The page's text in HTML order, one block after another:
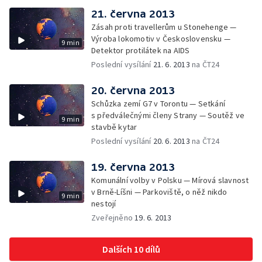
9 min
21. června 2013
Zásah proti travellerům u Stonehenge —
Výroba lokomotiv v Československu —
Detektor protilátek na AIDS
Poslední vysílání 21. 6. 2013 na ČT24
9 min
20. června 2013
Schůzka zemí G7 v Torontu — Setkání
s předválečnými členy Strany — Soutěž ve
stavbě kytar
Poslední vysílání 20. 6. 2013 na ČT24
9 min
19. června 2013
Komunální volby v Polsku — Mírová slavnost
v Brně-Líšni — Parkoviště, o něž nikdo
nestojí
Zveřejněno19. 6. 2013
Dalších 10 dílů